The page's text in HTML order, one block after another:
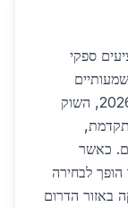
ספקי
ללקוחות בתעשיית הפלדה והברזל. בשנת 2026, השוק
כאשר
לבחירה
באזור הדרום